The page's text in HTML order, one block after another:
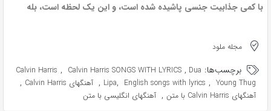
با کمی جذابیت جنسی پاشیده شده است، و این یک لحظه است، بله
مجله ملود
برچسب‌ها: Calvin Harris , Calvin Harris SONGS WITH LYRICS , Dua
Lipa, English songs with lyrics , Young Thug
, آهنگهای Calvin Harris ,
آهنگهای Calvin Harris با متن , آهنگهای انگلیسی با متن